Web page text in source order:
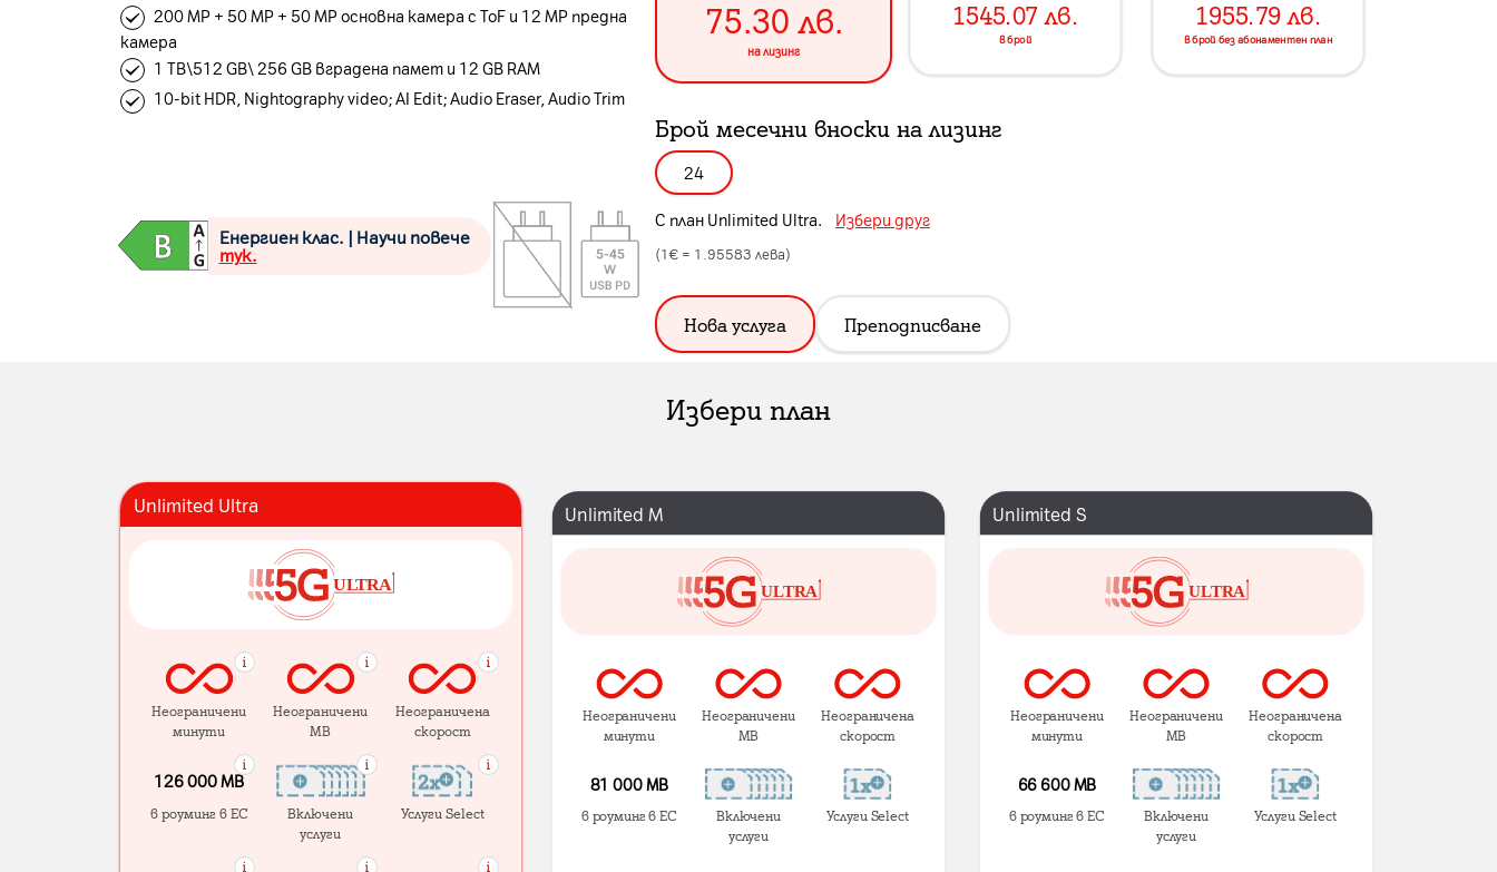
200 MP + 50 MP + 50 MP основна камера с ToF и 12 MP предна
камера
1 TB\512 GB\ 256 GB вградена памет и 12 GB RAM
10-bit HDR, Nightography video; AI Edit; Audio Eraser, Audio Trim
Енергиен клас. | Научи повече
тук.
75.30 лв.
на лизинг
1545.07 лв.
в брой
1955.79 лв.
в брой без абонаментен план
Брой месечни вноски на лизинг
24
С план Unlimited Ultra. Избери друг
(1€ = 1.95583 лева)
Нова услуга Преподписване
Избери план
Unlimited Ultra
Неограничени
минути
Неограничени
MB
Неограничена
скорост
126 000 MB
в роуминг в ЕС
Включени
услуги
Услуги Select
Unlimited M
Неограничени
минути
Неограничени
MB
Неограничена
скорост
81 000 МВ
в роуминг в ЕС
Включени
услуги
Услуги Select
Unlimited S
Неограничени
минути
Неограничени
MB
Неограничена
скорост
66 600 MB
в роуминг в ЕС
Включени
услуги
Услуги Select